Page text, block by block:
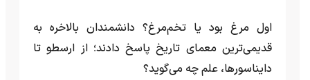
اول مرغ بود یا تخم‌مرغ؟ دانشمندان بالاخره به
قدیمی‌ترین معمای تاریخ پاسخ دادند؛ از ارسطو تا
دایناسورها، علم چه می‌گوید؟